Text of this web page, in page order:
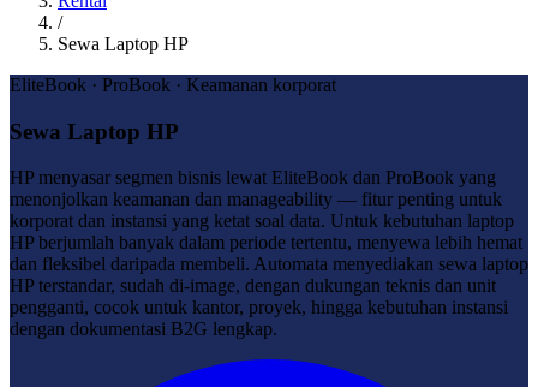
/
Sewa Laptop HP
EliteBook · ProBook · Keamanan korporat
Sewa Laptop HP
HP menyasar segmen bisnis lewat EliteBook dan ProBook yang
menonjolkan keamanan dan manageability — fitur penting untuk
korporat dan instansi yang ketat soal data. Untuk kebutuhan laptop
HP berjumlah banyak dalam periode tertentu, menyewa lebih hemat
dan fleksibel daripada membeli. Automata menyediakan sewa laptop
HP terstandar, sudah di-image, dengan dukungan teknis dan unit
pengganti, cocok untuk kantor, proyek, hingga kebutuhan instansi
dengan dokumentasi B2G lengkap.